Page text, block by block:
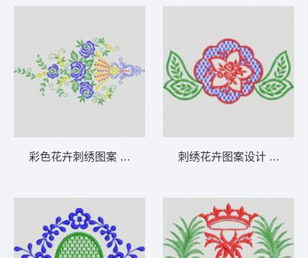
彩色花卉刺绣图案 植物花型 刺绣花卉图案设计 植物花